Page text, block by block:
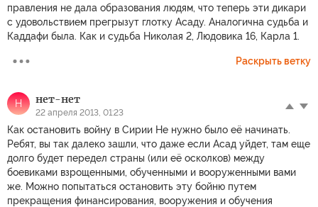
правления не дала образования людям, что теперь эти дикари
с удовольствием прегрызут глотку Асаду. Аналогична судьба и
Каддафи была. Как и судьба Николая 2, Людовика 16, Карла 1.
Раскрыть ветку
Н нет-нет
22 апреля 2013, 01:23
Как остановить войну в Сирии Не нужно было её начинать.
Ребят, вы так далеко зашли, что даже если Асад уйдет, там еще
долго будет передел страны (или её осколков) между
боевиками взрощенными, обученными и вооруженными вами
же. Можно попытаться остановить эту бойню путем
прекращения финансирования, вооружения и обучения